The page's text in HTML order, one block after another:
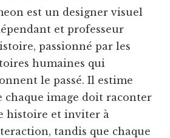
est un designer visuel
et professeur
passionné par les
humaines qui
le passé. Il estime
chaque image doit raconter
histoire et inviter à
tandis que chaque